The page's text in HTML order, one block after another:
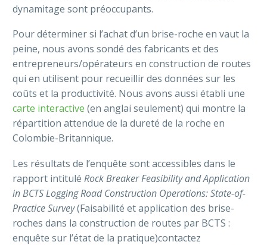
dynamitage sont préoccupants.
Pour déterminer si l’achat d’un brise-roche en vaut la
peine, nous avons sondé des fabricants et des
entrepreneurs/opérateurs en construction de routes
qui en utilisent pour recueillir des données sur les
coûts et la productivité. Nous avons aussi établi une
carte interactive (en anglai seulement) qui montre la
répartition attendue de la dureté de la roche en
Colombie-Britannique.
Les résultats de l’enquête sont accessibles dans le
rapport intitulé Rock Breaker Feasibility and Application
in BCTS Logging Road Construction Operations: State-of-
Practice Survey(Faisabilité et application des brise-
roches dans la construction de routes par BCTS :
enquête sur l’état de la pratique)contactez